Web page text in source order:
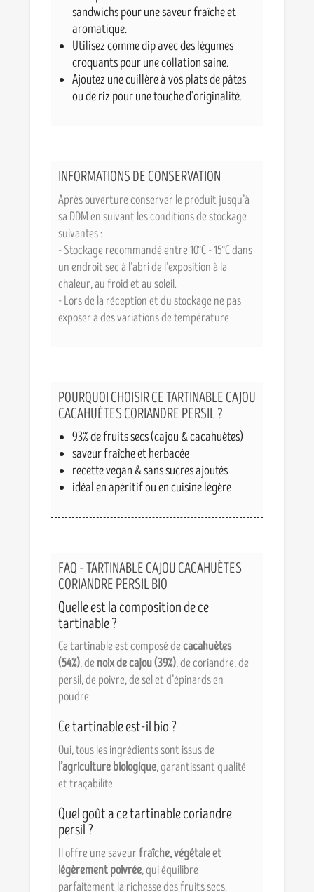
sandwichs pour une saveur fraîche et
aromatique.
Utilisez comme dip avec des légumes
croquants pour une collation saine.
Ajoutez une cuillère à vos plats de pâtes
ou de riz pour une touche d'originalité.
INFORMATIONS DE CONSERVATION
Après ouverture conserver le produit jusqu’à
sa DDM en suivant les conditions de stockage
suivantes :
- Stockage recommandé entre 10°C - 15°C dans
un endroit sec à l’abri de l’exposition à la
chaleur, au froid et au soleil.
- Lors de la réception et du stockage ne pas
exposer à des variations de température
POURQUOI CHOISIR CE TARTINABLE CAJOU
CACAHUÈTES CORIANDRE PERSIL ?
93% de fruits secs (cajou & cacahuètes)
saveur fraîche et herbacée
recette vegan & sans sucres ajoutés
idéal en apéritif ou en cuisine légère
FAQ – TARTINABLE CAJOU CACAHUÈTES
CORIANDRE PERSIL BIO
Quelle est la composition de ce
tartinable ?
Ce tartinable est composé decacahuètes
(54%), de noix de cajou (39%), de coriandre, de
persil, de poivre, de sel et d’épinards en
poudre.
Ce tartinable est-il bio ?
Oui, tous les ingrédients sont issus de
l’agriculture biologique, garantissant qualité
et traçabilité.
Quel goût a ce tartinable coriandre
persil ?
Il offre une saveurfraîche, végétale et
légèrement poivrée, qui équilibre
parfaitement la richesse des fruits secs.